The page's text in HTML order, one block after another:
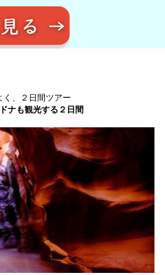
、２日間ツアー
ナも観光する２日間